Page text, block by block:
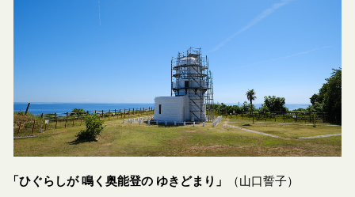
「ひぐらしが 鳴く奥能登の ゆきどまり」 （山口誓子）